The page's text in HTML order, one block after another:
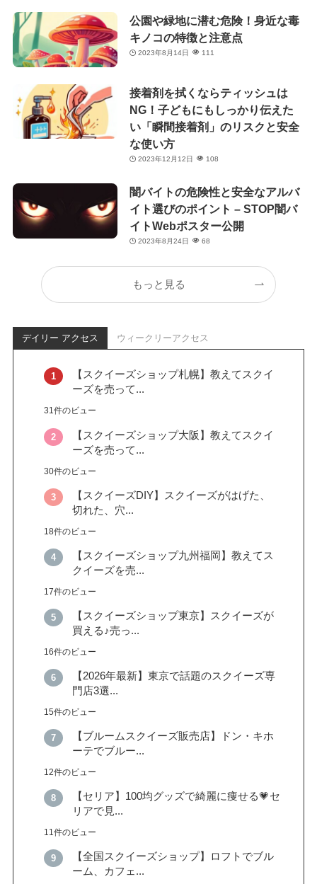
公園や緑地に潜む危険！身近な毒
キノコの特徴と注意点
2023年8月14日 111
接着剤を拭くならティッシュは
NG！子どもにもしっかり伝えた
い「瞬間接着剤」のリスクと安全
な使い方
2023年12月12日 108
闇バイトの危険性と安全なアルバ
イト選びのポイント – STOP闇バ
イトWebポスター公開
2023年8月24日 68
もっと見る
デイリー アクセス ウィークリーアクセス
【スクイーズショップ札幌】教えてスクイ
ーズを売って...
31件のビュー
【スクイーズショップ大阪】教えてスクイ
ーズを売って...
30件のビュー
【スクイーズDIY】スクイーズがはげた、
切れた、穴...
18件のビュー
【スクイーズショップ九州福岡】教えてス
クイーズを売...
17件のビュー
【スクイーズショップ東京】スクイーズが
買える♪売っ...
16件のビュー
【2026年最新】東京で話題のスクイーズ専
門店3選...
15件のビュー
【ブルームスクイーズ販売店】ドン・キホ
ーテでブルー...
12件のビュー
【セリア】100均グッズで綺麗に痩せる💗セ
リアで見...
11件のビュー
【全国スクイーズショップ】ロフトでブル
ーム、カフェ...